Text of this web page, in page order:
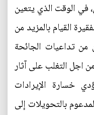
في الوقت الذي يتعين
القيام بالمزيد من
من تداعيات الجائحة
اجل التغلب على آثار
خسارة الإيرادات
بالتحويلات إلى